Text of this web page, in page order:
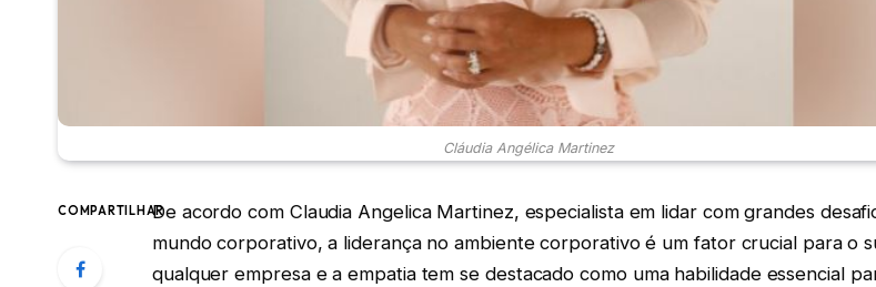
Cláudia Angélica Martinez
COMPARTILHARDe acordo com Claudia Angelica Martinez, especialista em lidar com grandes
mundo corporativo, a liderança no ambiente corporativo é um fator crucial para o
qualquer empresa e a empatia tem se destacado como uma habilidade essencial